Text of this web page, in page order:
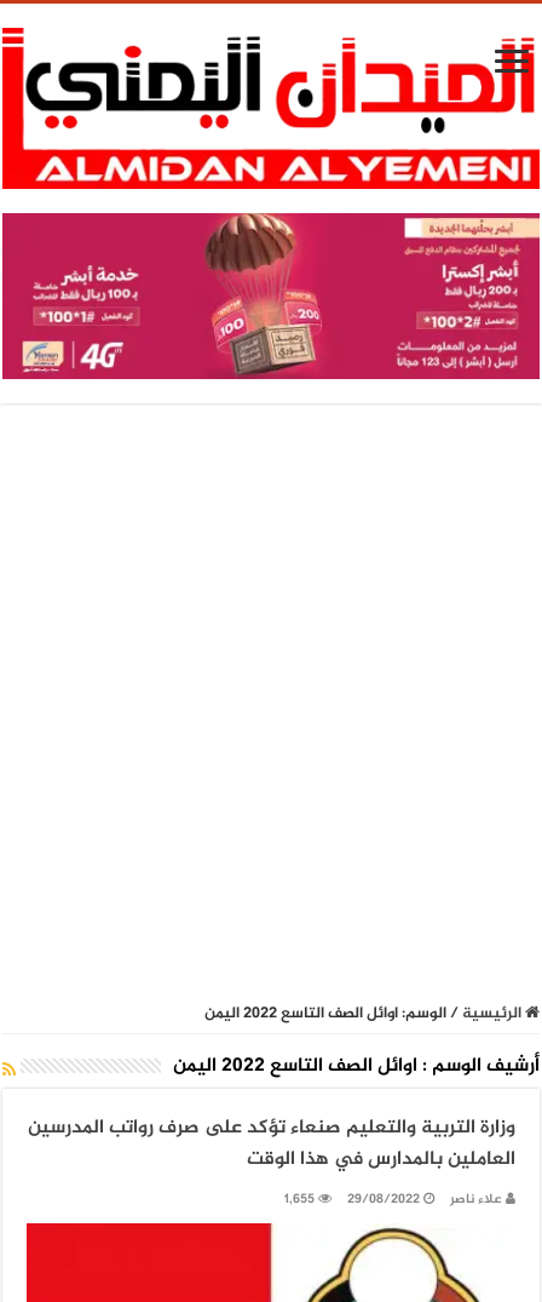
الرئيسية/الوسم:اوائل الصف التاسع 2022 اليمن
أرشيف الوسم : اوائل الصف التاسع 2022 اليمن
وزارة التربية والتعليم صنعاء تؤكد على صرف رواتب المدرسين
العاملين بالمدارس في هذا الوقت
علاء ناصر 29/08/2022
1,655